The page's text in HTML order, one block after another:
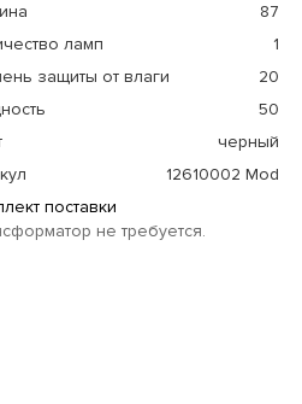
87
ламп
1
защиты от влаги
20
50
черный
12610002 Mod
поставки
не требуется.